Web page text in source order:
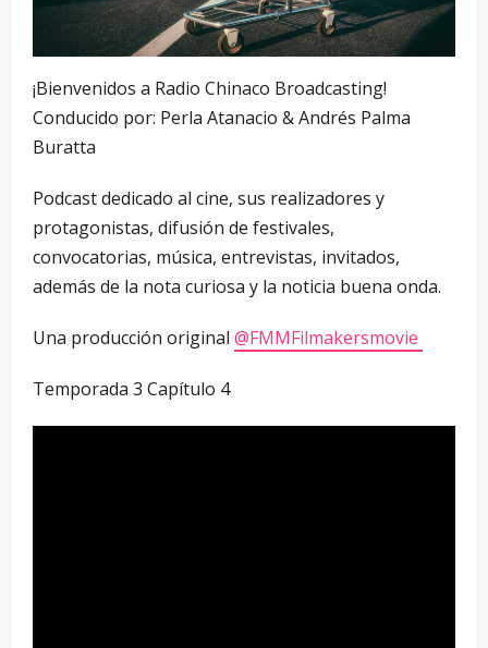
¡Bienvenidos a Radio Chinaco Broadcasting!
Conducido por: Perla Atanacio & Andrés Palma
Buratta
Podcast dedicado al cine, sus realizadores y
protagonistas, difusión de festivales,
convocatorias, música, entrevistas, invitados,
además de la nota curiosa y la noticia buena onda.
Una producción original ‪@FMMFilmakersmovie‬
Temporada 3 Capítulo 4